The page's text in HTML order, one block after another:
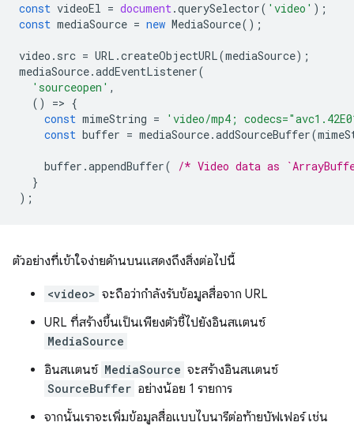
const videoEl = document.querySelector( 'video' );
const mediaSource = new MediaSource();
video . src = URL .createObjectURL(mediaSource);
mediaSource.addEventListener(
'sourceopen' ,
()
=> {
const mimeString =
'video/mp4;
const buffer = mediaSource.addSourceBuffer(
buffer .appendBuffer(
/* Video data as
}
);
ตัวอย่างที่เข้าใจง่ายด้านบนแสดงถึงสิ่งต่อไปนี้
<video> จะถือว่ากำลังรับข้อมูลสื่อจาก URL
URL ที่สร้างขึ้นเป็นเพียงตัวชี้ไปยังอินสแตนซ์
MediaSource
อินสแตนซ์ MediaSource จะสร้างอินสแตนซ์
SourceBuffer อย่างน้อย 1 รายการ
จากนั้นเราจะเพิ่มข้อมูลสื่อแบบไบนารีต่อท้ายบัฟเฟอร์ เช่น